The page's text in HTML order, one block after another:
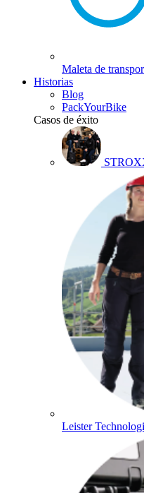
Maleta de
Historias
Blog
PackYourBike
Casos de éxito
Leister